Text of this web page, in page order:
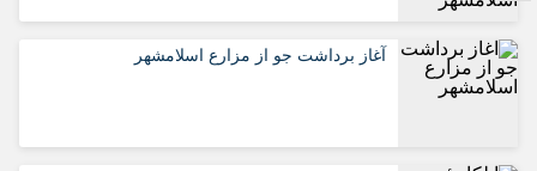
آغاز برداشت جو از مزارع اسلامشهر